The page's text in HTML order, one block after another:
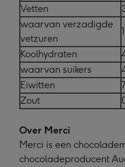
Vetten
waarvan verzadigde
vetzuren
Koolhydraten
waarvan suikers
Eiwitten
Zout
Over Merci
Merci is een
chocoladeproducent